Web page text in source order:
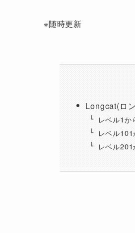
※随時更新
Longcat(ロ
レベル1か
レベル
レベル